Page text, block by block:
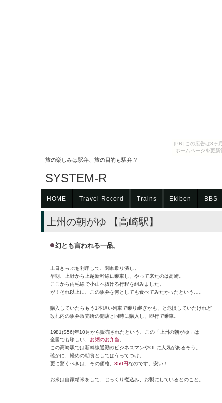
[PR] この広告は3ヶ
ホームページを更
旅の楽しみは駅弁、旅の目的も駅弁!?
SYSTEM-R
HOME Travel Record Trains Ekiben BBS
上州の朝がゆ 【高崎駅】
幻とも言われる一品。
土日きっぷを利用して、関東乗り潰し。
早朝、上野から上越新幹線に乗車し、やって来たのは高崎。
ここから両毛線で小山へ抜ける行程を組みました。
が！それ以上に、この駅弁を何としても食べてみたかったという…。
購入していたらもう1本遅い列車で乗り継ぎかも、と危惧していたけれど
改札内の駅弁販売所の開店と同時に購入し、即行で乗車。
1981(S56)年10月から販売されたという、この「上州の朝がゆ」は
全国でも珍しい、 お粥のお弁当
この高崎駅では新幹線通勤のビジネスマンやOLに人気があるそう。
確かに、軽めの朝食としてはうってつけ。
更に驚くべきは、その価格。 350円なのです。安い！
お米は自家精米をして、じっくり煮込み、お粥にしているとのこと。